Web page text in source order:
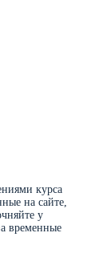
курса
на сайте,
у
временные